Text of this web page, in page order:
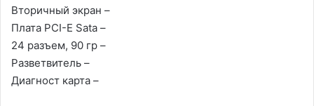
Вторичный экран –
Плата PCI-E Sata –
24 разъем, 90 гр –
Разветвитель –
Диагност карта –